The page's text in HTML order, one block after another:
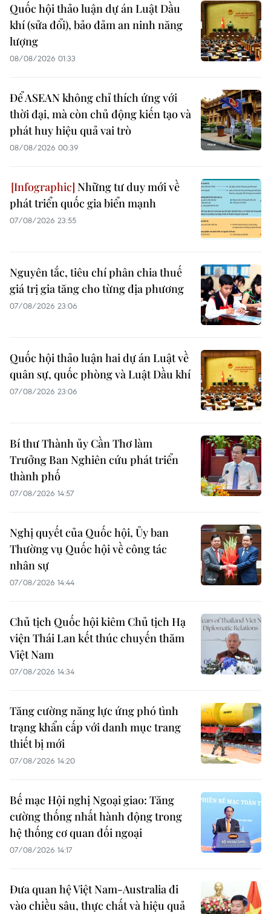
Quốc hội thảo luận dự án Luật Dầu
khí (sửa đổi), bảo đảm an ninh năng
lượng
08/08/2026 01:33
Để ASEAN không chỉ thích ứng với
thời đại, mà còn chủ động kiến tạo và
phát huy hiệu quả vai trò
08/08/2026 00:39
Những tư duy mới về
phát triển quốc gia biển mạnh
07/08/2026 23:55
Nguyên tắc, tiêu chí phân chia thuế
giá trị gia tăng cho từng địa phương
07/08/2026 23:06
Quốc hội thảo luận hai dự án Luật về
quân sự, quốc phòng và Luật Dầu khí
07/08/2026 23:06
Bí thư Thành ủy Cần Thơ làm
Trưởng Ban Nghiên cứu phát triển
thành phố
07/08/2026 14:57
Nghị quyết của Quốc hội, Ủy ban
Thường vụ Quốc hội về công tác
nhân sự
07/08/2026 14:44
Chủ tịch Quốc hội kiêm Chủ tịch Hạ
viện Thái Lan kết thúc chuyến thăm
Việt Nam
07/08/2026 14:34
Tăng cường năng lực ứng phó tình
trạng khẩn cấp với danh mục trang
thiết bị mới
07/08/2026 14:20
Bế mạc Hội nghị Ngoại giao: Tăng
cường thống nhất hành động trong
hệ thống cơ quan đối ngoại
07/08/2026 14:17
Đưa quan hệ Việt Nam-Australia đi
vào chiều sâu, thực chất và hiệu quả